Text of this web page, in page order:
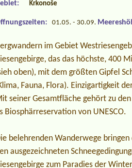
Krkonoše
01.05. - 30.09.
im Gebiet
das das höchste, 400
oben), mit dem größten Gipfel
Fauna, Flora). Einzigartigkeit
seiner Gesamtfläche gehört zu
Biosphärreservation von UNESCO.
belehrenden Wanderwege
ausgezeichneten
zum Paradies der